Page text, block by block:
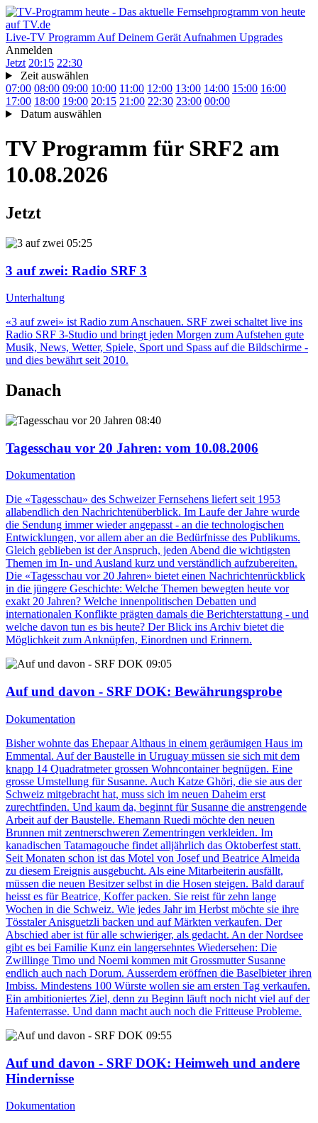
Live-TV Programm Auf Deinem Gerät Aufnahmen Upgrades
Anmelden
Jetzt 20:15 22:30
Zeit auswählen
07:00 08:00 09:00 10:00 11:00 12:00 13:00 14:00 15:00 16:00
17:00 18:00 19:00 20:15 21:00 22:30 23:00 00:00
Datum auswählen
TV Programm für SRF2 am
10.08.2026
Jetzt
05:25
3 auf zwei: Radio SRF 3
Unterhaltung
«3 auf zwei» ist Radio zum Anschauen. SRF zwei schaltet live ins
Radio SRF 3-Studio und bringt jeden Morgen zum Aufstehen gute
Musik, News, Wetter, Spiele, Sport und Spass auf die Bildschirme -
und dies bewährt seit 2010.
Danach
08:40
Tagesschau vor 20 Jahren: vom 10.08.2006
Dokumentation
Die «Tagesschau» des Schweizer Fernsehens liefert seit 1953
allabendlich den Nachrichtenüberblick. Im Laufe der Jahre wurde
die Sendung immer wieder angepasst - an die technologischen
Entwicklungen, vor allem aber an die Bedürfnisse des Publikums.
Gleich geblieben ist der Anspruch, jeden Abend die wichtigsten
Themen im In- und Ausland kurz und verständlich aufzubereiten.
Die «Tagesschau vor 20 Jahren» bietet einen Nachrichtenrückblick
in die jüngere Geschichte: Welche Themen bewegten heute vor
exakt 20 Jahren? Welche innenpolitischen Debatten und
internationalen Konflikte prägten damals die Berichterstattung - und
welche davon tun es bis heute? Der Blick ins Archiv bietet die
Möglichkeit zum Anknüpfen, Einordnen und Erinnern.
09:05
Auf und davon - SRF DOK: Bewährungsprobe
Dokumentation
Bisher wohnte das Ehepaar Althaus in einem geräumigen Haus im
Emmental. Auf der Baustelle in Uruguay müssen sie sich mit dem
knapp 14 Quadratmeter grossen Wohncontainer begnügen. Eine
grosse Umstellung für Susanne. Auch Katze Ghöri, die sie aus der
Schweiz mitgebracht hat, muss sich im neuen Daheim erst
zurechtfinden. Und kaum da, beginnt für Susanne die anstrengende
Arbeit auf der Baustelle. Ehemann Ruedi möchte den neuen
Brunnen mit zentnerschweren Zementringen verkleiden. Im
kanadischen Tatamagouche findet alljährlich das Oktoberfest statt.
Seit Monaten schon ist das Motel von Josef und Beatrice Almeida
zu diesem Ereignis ausgebucht. Als eine Mitarbeiterin ausfällt,
müssen die neuen Besitzer selbst in die Hosen steigen. Bald darauf
heisst es für Beatrice, Koffer packen. Sie reist für zehn lange
Wochen in die Schweiz. Wie jedes Jahr im Herbst möchte sie ihre
Tösstaler Anisguetzli backen und auf Märkten verkaufen. Der
Abschied aber ist für alle schwieriger, als gedacht. An der Nordsee
gibt es bei Familie Kunz ein langersehntes Wiedersehen: Die
Zwillinge Timo und Noemi kommen mit Grossmutter Susanne
endlich auch nach Dorum. Ausserdem eröffnen die Baselbieter ihren
Imbiss. Mindestens 100 Würste wollen sie am ersten Tag verkaufen.
Ein ambitioniertes Ziel, denn zu Beginn läuft noch nicht viel auf der
Hafenterrasse. Und dann macht auch noch die Fritteuse Probleme.
09:55
Auf und davon - SRF DOK: Heimweh und andere
Hindernisse
Dokumentation